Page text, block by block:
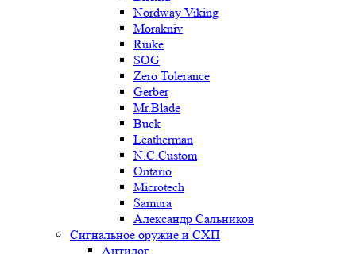
Nordway Viking
Morakniv
Ruike
SOG
Zero Tolerance
Gerber
Mr.Blade
Buck
Leatherman
N.C.Custom
Ontario
Microtech
Samura
Александр Сальников
Сигнальное оружие и СХП
Антидог